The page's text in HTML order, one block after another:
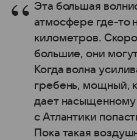
Эта большая
атмосфере где-то
километров.
большие, они
Когда волна
гребень, мощный,
дает насыщенному
с Атлантики
Пока такая